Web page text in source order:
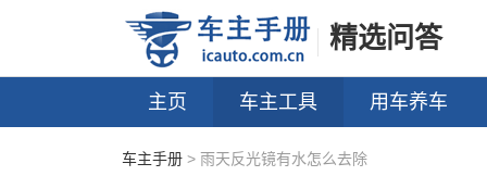
精选问答
主页 车主工具 用车养车
车主手册 > 雨天反光镜有水怎么去除